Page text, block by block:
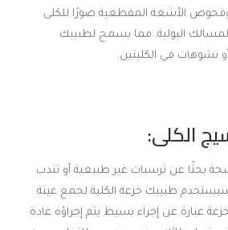
وفحوص الأشعة المقطعية صورًا للكلى
البولية. مما يسمح لطبيبك
تشوهات في الكليتين.
بحثًا عن ترسبات غير طبيعية أو تندب
سيستخدم طبيبك خزعة الكلية لجمع عينة
عبارة عن إجراء بسيط يتم إجراؤه عادة